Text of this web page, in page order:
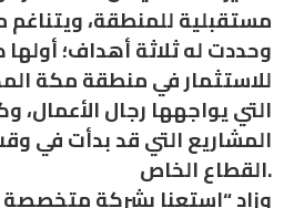
مستقبلية للمنطقة،
وحددت له ثلاثة أهداف؛
للاستثمار في منطقة مكة
التي يواجهها رجال الأعمال،
المشاريع التي قد بدأت في
القطاع الخاص.